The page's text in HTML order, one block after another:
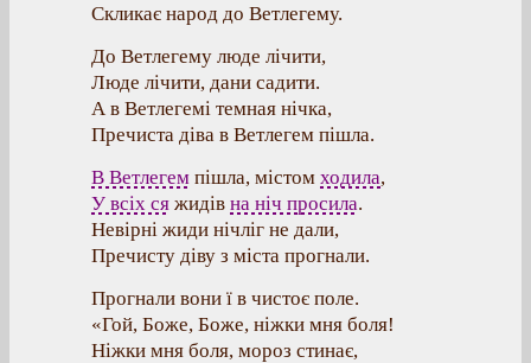
Скликає народ до Ветлегему.
До Ветлегему люде лічити,
Люде лічити, дани садити.
А в Ветлегемі темная нічка,
Пречиста діва в Ветлегем пішла.
В Ветлегем пішла, містом ходила,
У всіх ся жидів на ніч просила.
Невірні жиди нічліг не дали,
Пречисту діву з міста прогнали.
Прогнали вони ї в чистоє поле.
«Гой, Боже, Боже, ніжки мня боля!
Ніжки мня боля, мороз стинає,